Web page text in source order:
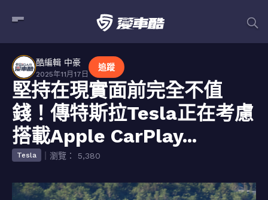
酷編輯 中豪
2025年11月17日
追蹤
堅持在現實面前完全不值
錢！傳特斯拉Tesla正在考慮
搭載Apple CarPlay...
Tesla ｜瀏覽： 5,380